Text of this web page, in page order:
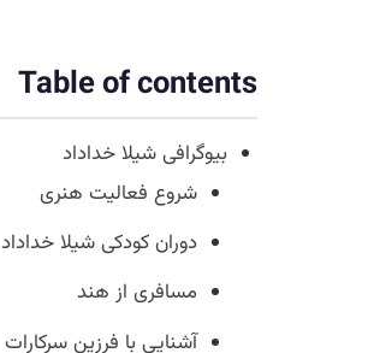
Table of contents
بیوگرافی شیلا خداداد
شروع فعالیت هنری
دوران کودکی شیلا خداداد
مسافری از هند
آشنایی با فرزین سرکارات